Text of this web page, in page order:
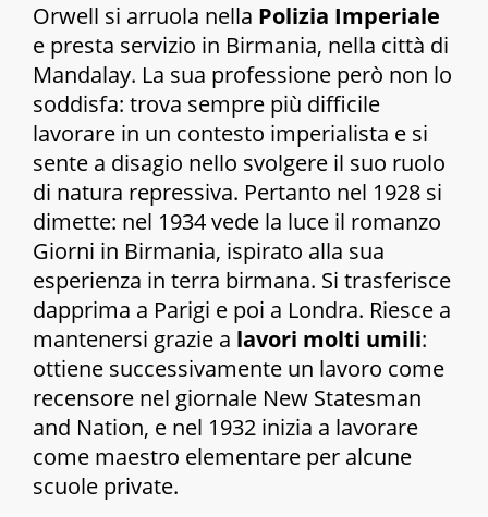
Orwell si arruola nella Polizia Imperiale
e presta servizio in Birmania, nella città di
Mandalay. La sua professione però non lo
soddisfa: trova sempre più difficile
lavorare in un contesto imperialista e si
sente a disagio nello svolgere il suo ruolo
di natura repressiva. Pertanto nel 1928 si
dimette: nel 1934 vede la luce il romanzo
Giorni in Birmania, ispirato alla sua
esperienza in terra birmana. Si trasferisce
dapprima a Parigi e poi a Londra. Riesce a
mantenersi grazie a lavori molti umili:
ottiene successivamente un lavoro come
recensore nel giornale New Statesman
and Nation, e nel 1932 inizia a lavorare
come maestro elementare per alcune
scuole private.